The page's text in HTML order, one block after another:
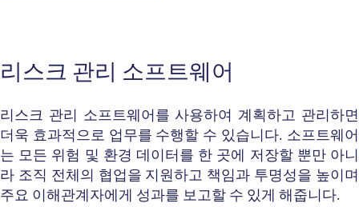
리스크 관리 소프트웨어
리스크 관리 소프트웨어를 사용하여 계획하고 관리하면
더욱 효과적으로 업무를 수행할 수 있습니다. 소프트웨어
는 모든 위험 및 환경 데이터를 한 곳에 저장할 뿐만 아니
라 조직 전체의 협업을 지원하고 책임과 투명성을 높이며
주요 이해관계자에게 성과를 보고할 수 있게 해줍니다.